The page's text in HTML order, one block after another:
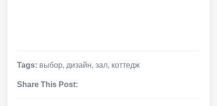
Tags: выбор, дизайн, зал, коттедж
Share This Post: